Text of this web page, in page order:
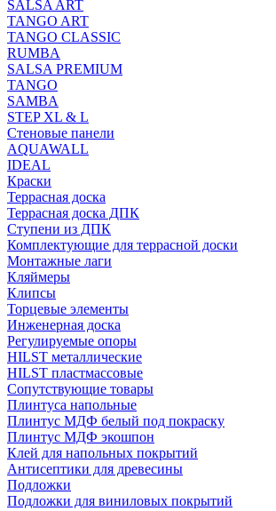
SALSA ART
TANGO ART
TANGO CLASSIC
RUMBA
SALSA PREMIUM
TANGO
SAMBA
STEP XL & L
Стеновые панели
AQUAWALL
IDEAL
Краски
Террасная доска
Террасная доска ДПК
Ступени из ДПК
Комплектующие для террасной доски
Монтажные лаги
Кляймеры
Клипсы
Торцевые элементы
Инженерная доска
Регулируемые опоры
HILST металлические
HILST пластмассовые
Сопутствующие товары
Плинтуса напольные
Плинтус МДФ белый под покраску
Плинтус МДФ экошпон
Клей для напольных покрытий
Антисептики для древесины
Подложки
Подложки для виниловых покрытий